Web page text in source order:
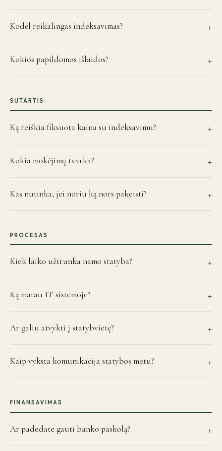
Kodėl reikalingas indeksavimas? +
Kokios papildomos išlaidos? +
SUTARTIS
Ką reiškia fiksuota kaina su indeksavimu? +
Kokia mokėjimų tvarka? +
Kas nutinka, jei noriu ką nors pakeisti? +
PROCESAS
Kiek laiko užtrunka namo statyba? +
Ką matau IT sistemoje? +
Ar galiu atvykti į statybvietę? +
Kaip vyksta komunikacija statybos metu? +
FINANSAVIMAS
Ar padedate gauti banko paskolą? +